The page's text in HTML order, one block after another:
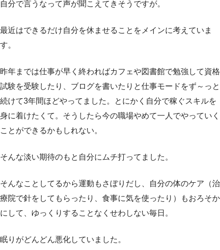
自分で言うなって声が聞こえてきそうですが。
最近はできるだけ自分を休ませることをメインに考えていま
す。
昨年までは仕事が早く終わればカフェや図書館で勉強して資格
試験を受験したり、ブログを書いたりと仕事モードをず～っと
続けて3年間ほどやってました。とにかく自分で稼ぐスキルを
身に着けたくて。そうしたら今の職場やめて一人でやっていく
ことができるかもしれない。
そんな淡い期待のもと自分にムチ打ってました。
そんなことしてるから運動もさぼりだし、自分の体のケア（治
療院で針をしてもらったり、食事に気を使ったり）もおろそか
にして、ゆっくりすることなくせわしない毎日。
眠りがどんどん悪化していました。